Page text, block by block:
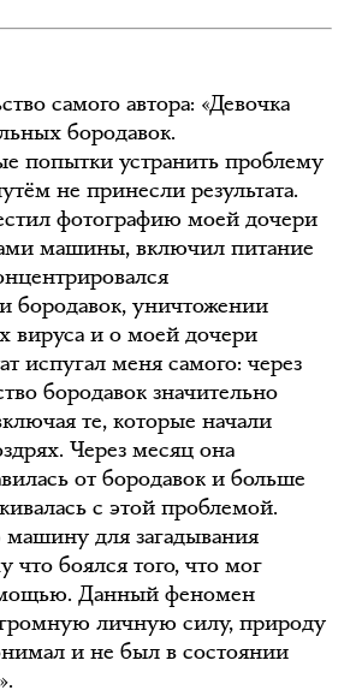
самого автора: «Девочка
бородавок.
попытки устранить проблему
не принесли результата.
фотографию моей дочери
машины, включил питание
бородавок, уничтожении
вируса и о моей дочери
испугал меня самого: через
бородавок значительно
те, которые начали
Через месяц она
от бородавок и больше
с этой проблемой.
для загадывания
что боялся того, что мог
Данный феномен
личную силу, природу
и не был в состоянии